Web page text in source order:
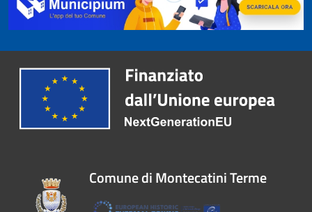
Comune di Montecatini Terme